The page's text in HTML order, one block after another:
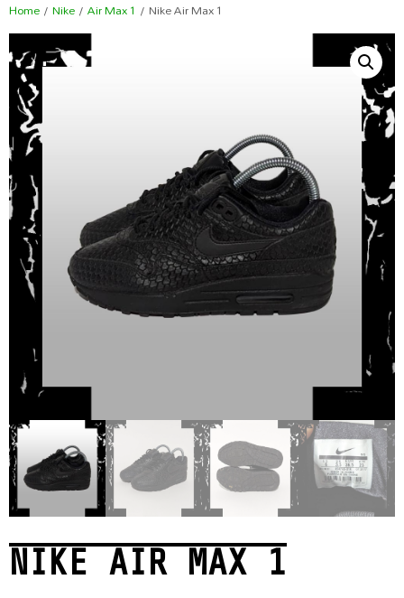
Home/Nike/Air Max 1 / Nike Air Max 1
NIKE AIR MAX 1